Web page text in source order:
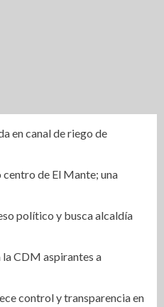
en canal de riego de
centro de El Mante; una
político y busca alcaldía
CDM aspirantes a
control y transparencia en